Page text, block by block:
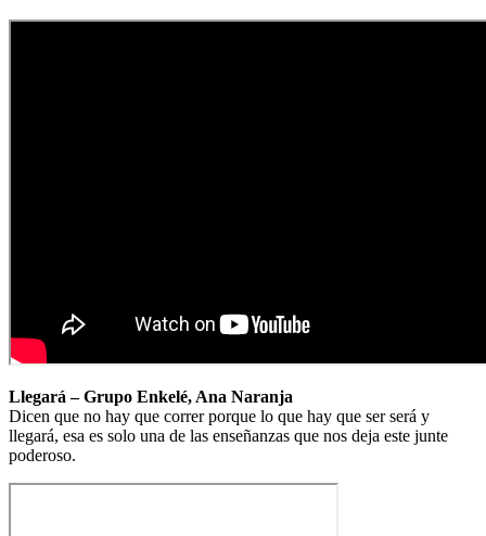
Llegará – Grupo Enkelé, Ana Naranja
Dicen que no hay que correr porque lo que hay que ser será y
llegará, esa es solo una de las enseñanzas que nos deja este junte
poderoso.